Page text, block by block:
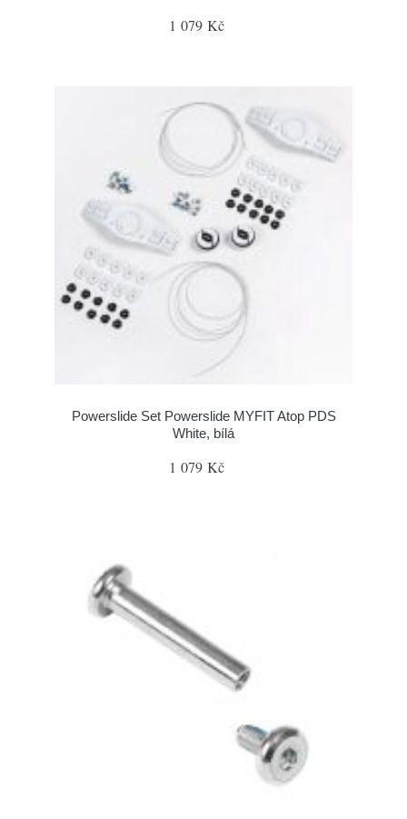
1 079 Kč
Powerslide Set Powerslide MYFIT Atop PDS
White, bílá
1 079 Kč